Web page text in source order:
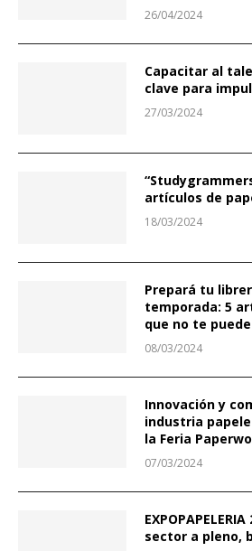
26/04/2024
Capacitar al
clave para
27/03/2024
artículos de
18/03/2024
Prepará tu
temporada: 5
que no te
08/03/2024
Innovación y
industria
la Feria
07/03/2024
sector a pleno,